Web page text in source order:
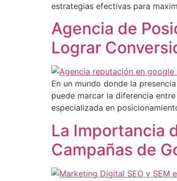
estrategias efectivas para
Agencia de
Lograr
En un mundo donde la
puede marcar la diferencia
especializada en
La Importancia
Campañas de